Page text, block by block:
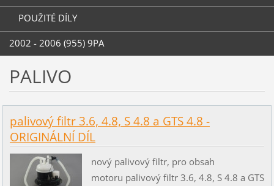
POUŽITÉ DÍLY
2002 - 2006 (955) 9PA
PALIVO
palivový filtr 3.6, 4.8, S 4.8 a GTS 4.8 -
ORIGINÁLNÍ DÍL
nový palivový filtr, pro obsah
motoru palivový filtr 3.6, 4.8, S 4.8 a GTS